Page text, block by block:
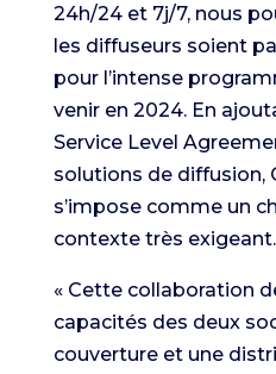
24h/24 et 7j/7, nous
les diffuseurs soient
pour l’intense
venir en 2024. En
Service Level
solutions de diffusion,
s’impose comme un
contexte très exigeant.
« Cette collaboration
capacités des deux
couverture et une